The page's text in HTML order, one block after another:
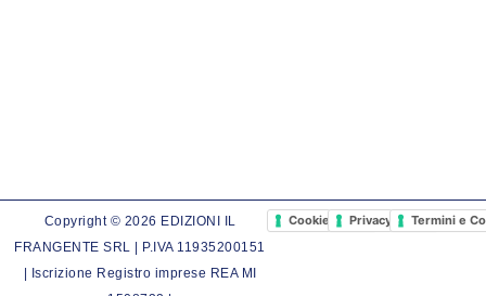
Copyright © 2026 EDIZIONI IL
FRANGENTE SRL | P.IVA 11935200151
| Iscrizione Registro imprese REA MI
Cookie PolicyPrivacy PolicyTermini e